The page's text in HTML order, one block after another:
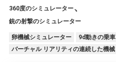
360度のシミュレーター、
銃の射撃のシミュレーター
卵機械シミュレーター
9d動きの乗車
バーチャル リアリティの連続した機械